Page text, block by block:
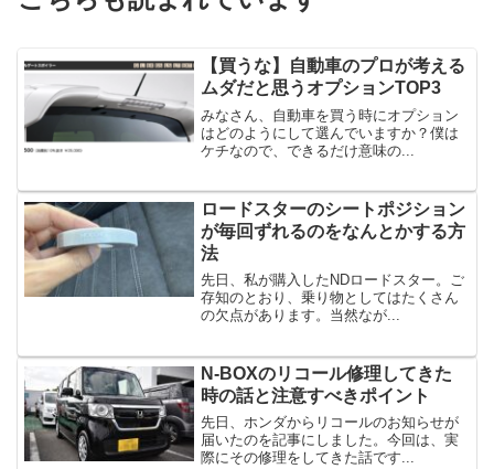
【買うな】自動車のプロが考える
ムダだと思うオプションTOP3
みなさん、自動車を買う時にオプション
はどのようにして選んでいますか？僕は
ケチなので、できるだけ意味の...
ロードスターのシートポジション
が毎回ずれるのをなんとかする方
法
先日、私が購入したNDロードスター。ご
存知のとおり、乗り物としてはたくさん
の欠点があります。当然なが...
N-BOXのリコール修理してきた
時の話と注意すべきポイント
先日、ホンダからリコールのお知らせが
届いたのを記事にしました。今回は、実
際にその修理をしてきた話です...